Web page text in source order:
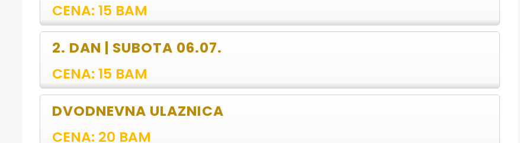
CENA: 15 BAM
2. DAN | SUBOTA 06.07.
CENA: 15 BAM
DVODNEVNA ULAZNICA
CENA: 20 BAM